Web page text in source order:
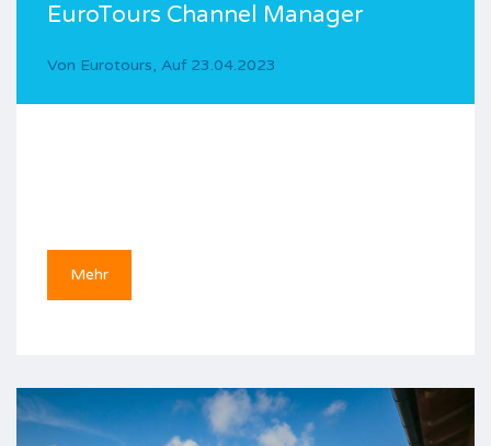
EuroTours Channel Manager
Von Eurotours, Auf 23.04.2023
Mehr